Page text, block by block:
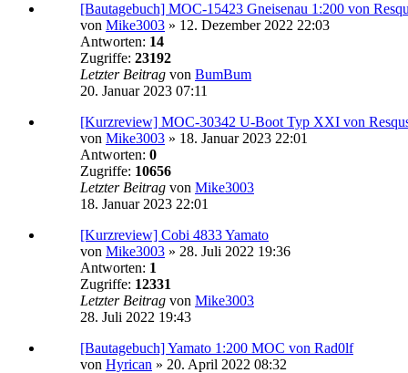
[Bautagebuch] MOC-15423 Gneisenau 1:200 von
von Mike3003 » 12. Dezember 2022 22:03
Antworten: 14
Zugriffe: 23192
Letzter Beitrag von BumBum
20. Januar 2023 07:11
[Kurzreview] MOC-30342 U-Boot Typ XXI von
von Mike3003 » 18. Januar 2023 22:01
Antworten: 0
Zugriffe: 10656
Letzter Beitrag von Mike3003
18. Januar 2023 22:01
[Kurzreview] Cobi 4833 Yamato
von Mike3003 » 28. Juli 2022 19:36
Antworten: 1
Zugriffe: 12331
Letzter Beitrag von Mike3003
28. Juli 2022 19:43
[Bautagebuch] Yamato 1:200 MOC von Rad0lf
von Hyrican » 20. April 2022 08:32